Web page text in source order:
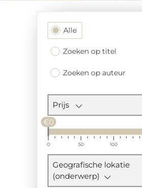
Filtersectie
Alle
Zoeken op titel
Zoeken op auteur
Prijs
€0
0 50 100
Geografische lokatie
(onderwerp)